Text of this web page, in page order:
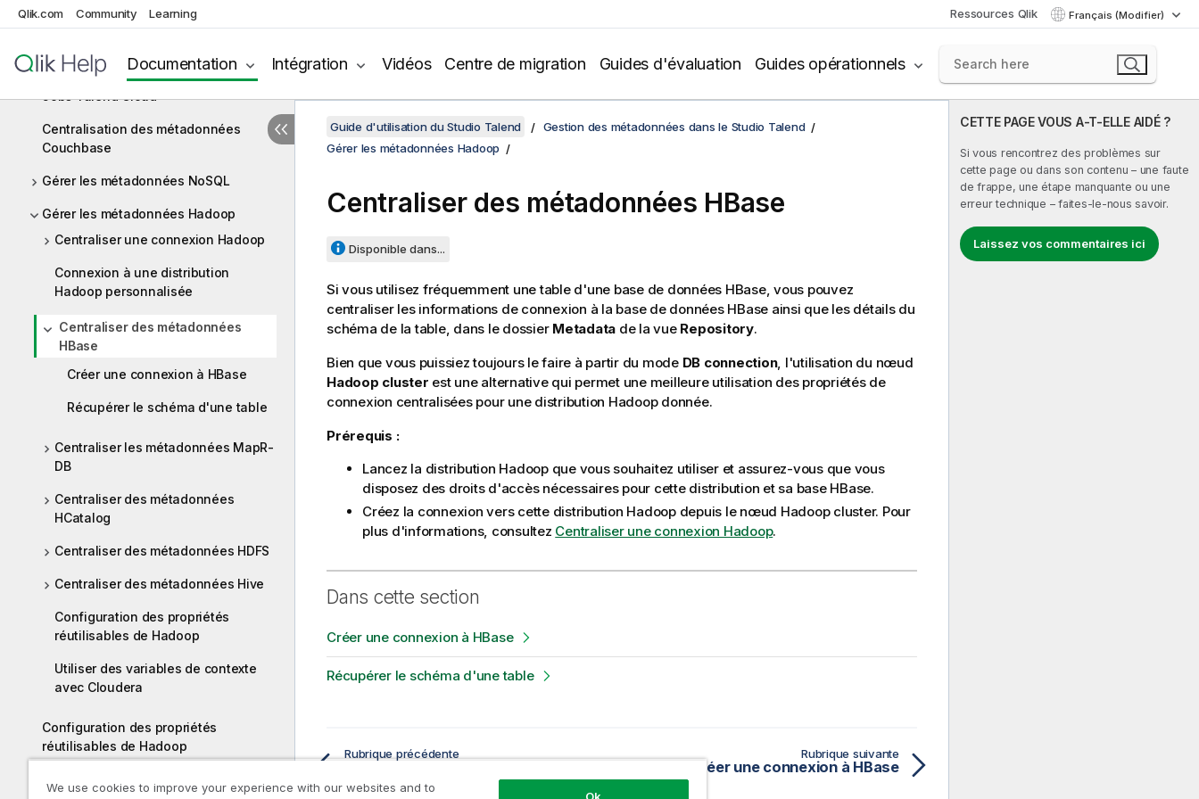
Qlik.com Community Learning Ressources Qlik Français (Modifier)
Documentation Intégration Vidéos Centre de migration Guides d'évaluation Guides opérationnels
Comment utiliser les métadonnées
Utiliser des métadonnées dans des
Jobs Talend Cloud
Centralisation des métadonnées
Couchbase
Gérer les métadonnées NoSQL
Gérer les métadonnées Hadoop
Centraliser une connexion Hadoop
Connexion à une distribution
Hadoop personnalisée
Centraliser des métadonnées
HBase
Créer une connexion à HBase
Récupérer le schéma d'une table
Centraliser les métadonnées MapR-
DB
Centraliser des métadonnées
HCatalog
Centraliser des métadonnées HDFS
Centraliser des métadonnées Hive
Configuration des propriétés
réutilisables de Hadoop
Utiliser des variables de contexte
avec Cloudera
Configuration des propriétés
réutilisables de Hadoop
CETTE PAGE VOUS A-T-ELLE AIDÉ ?
Si vous rencontrez des problèmes sur
cette page ou dans son contenu – une faute
de frappe, une étape manquante ou une
erreur technique – faites-le-nous savoir.
Laissez vos commentaires ici
Guide d'utilisation du Studio Talend
Gestion des métadonnées dans le Studio Talend
Gérer les métadonnées Hadoop
Centraliser des métadonnées HBase
Disponible dans...
Si vous utilisez fréquemment une table d'une base de données HBase, vous pouvez
centraliser les informations de connexion à la base de données HBase ainsi que les détails du
schéma de la table, dans le dossier Metadata de la vue Repository.
Bien que vous puissiez toujours le faire à partir du mode DB connection, l'utilisation du nœud
Hadoop cluster est une alternative qui permet une meilleure utilisation des propriétés de
connexion centralisées pour une distribution Hadoop donnée.
Prérequis :
Lancez la distribution Hadoop que vous souhaitez utiliser et assurez-vous que vous
disposez des droits d'accès nécessaires pour cette distribution et sa base HBase.
Créez la connexion vers cette distribution Hadoop depuis le nœud Hadoop cluster. Pour
plus d'informations, consultez Centraliser une connexion Hadoop.
Dans cette section
Créer une connexion à HBase
Récupérer le schéma d'une table
Rubrique précédente Rubrique suivante
Créer une connexion à HBase
We use cookies to improve your experience with our websites and to